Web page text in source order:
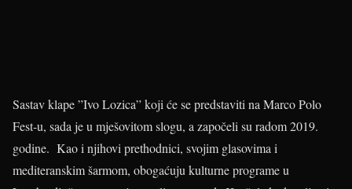
Sastav klape ”Ivo Lozica” koji će se predstaviti na Marco Polo
Fest-u, sada je u mješovitom slogu, a započeli su radom 2019.
godine. Kao i njihovi prethodnici, svojim glasovima i
mediteranskim šarmom, obogaćuju kulturne programe u